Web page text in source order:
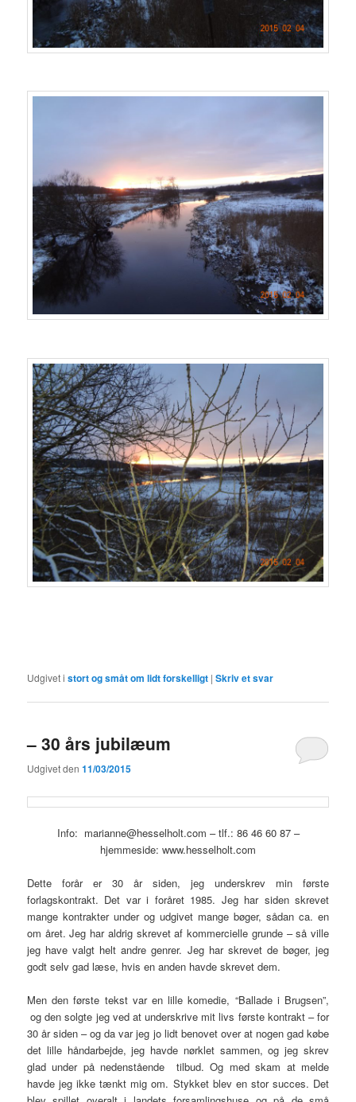
Udgivet i stort og småt om lidt forskelligt |Skriv et svar
– 30 års jubilæum
Udgivet den11/03/2015
Info: marianne@hesselholt.com – tlf.: 86 46 60 87 –
hjemmeside: www.hesselholt.com
Dette forår er 30 år siden, jeg underskrev min første
forlagskontrakt. Det var i foråret 1985. Jeg har siden skrevet
mange kontrakter under og udgivet mange bøger, sådan ca. en
om året. Jeg har aldrig skrevet af kommercielle grunde – så ville
jeg have valgt helt andre genrer. Jeg har skrevet de bøger, jeg
godt selv gad læse, hvis en anden havde skrevet dem.
Men den første tekst var en lille komedie, “Ballade i Brugsen”,
og den solgte jeg ved at underskrive mit livs første kontrakt – for
30 år siden – og da var jeg jo lidt benovet over at nogen gad købe
det lille håndarbejde, jeg havde nørklet sammen, og jeg skrev
glad under på nedenstående tilbud. Og med skam at melde
havde jeg ikke tænkt mig om. Stykket blev en stor succes. Det